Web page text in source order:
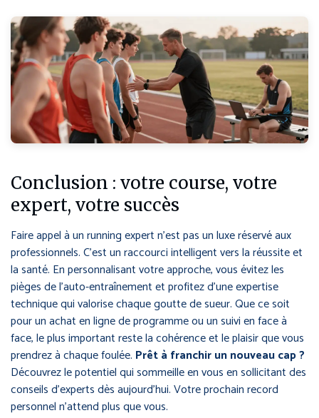
Conclusion : votre course, votre
expert, votre succès
Faire appel à un running expert n’est pas un luxe réservé aux
professionnels. C’est un raccourci intelligent vers la réussite et
la santé. En personnalisant votre approche, vous évitez les
pièges de l’auto-entraînement et profitez d’une expertise
technique qui valorise chaque goutte de sueur. Que ce soit
pour un achat en ligne de programme ou un suivi en face à
face, le plus important reste la cohérence et le plaisir que vous
prendrez à chaque foulée. Prêt à franchir un nouveau cap ?
Découvrez le potentiel qui sommeille en vous en sollicitant des
conseils d’experts dès aujourd’hui. Votre prochain record
personnel n’attend plus que vous.